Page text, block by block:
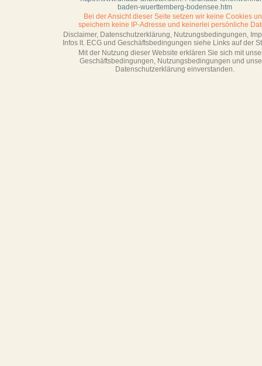
baden-wuerttemberg-bodensee.htm
Bei der Ansicht dieser Seite setzen wir keine Cookies
speichern keine IP-Adresse und keinerlei persönliche
Disclaimer, Datenschutzerklärung, Nutzungsbedingungen,
Infos lt. ECG und Geschäftsbedingungen siehe Links auf der
Mit der Nutzung dieser Website erklären Sie sich mit
Geschäftsbedin­gungen, Nutzungsbedingungen und
Datenschutzerklärung einverstanden.